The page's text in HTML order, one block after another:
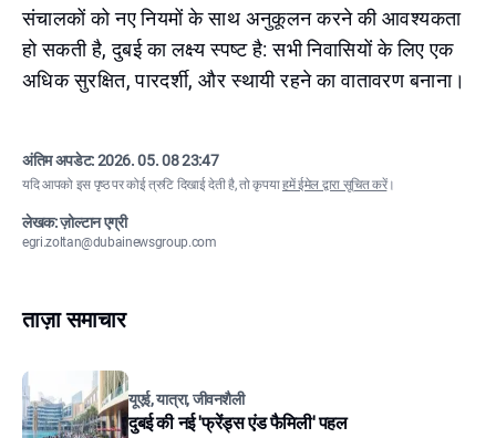
संचालकों को नए नियमों के साथ अनुकूलन करने की आवश्यकता
हो सकती है, दुबई का लक्ष्य स्पष्ट है: सभी निवासियों के लिए एक
अधिक सुरक्षित, पारदर्शी, और स्थायी रहने का वातावरण बनाना।
अंतिम अपडेट:2026. 05. 08 23:47
यदि आपको इस पृष्ठ पर कोई त्रुटि दिखाई देती है, तो कृपयाहमें ईमेल द्वारा सूचित करें।
लेखक: ज़ोल्टान एग्री
egri.zoltan@dubainewsgroup.com
ताज़ा समाचार
यूएई, यात्रा, जीवनशैली
दुबई की नई 'फ्रेंड्स एंड फैमिली' पहल